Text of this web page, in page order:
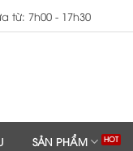
từ: 7h00 - 17h30
SẢN PHẨM